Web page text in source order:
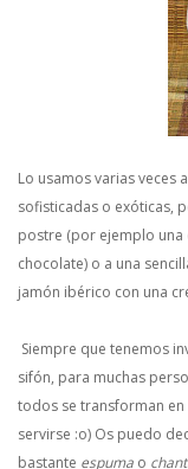
Lo usamos varias veces
sofisticadas o exóticas,
postre (por ejemplo una
chocolate) o a una
jamón ibérico con una
Siempre que tenemos
sifón, para muchas
todos se transforman
servirse :o) Os puedo
bastante espuma o